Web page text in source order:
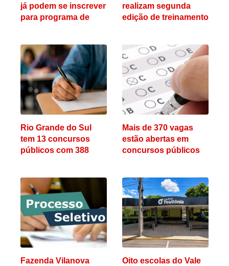
já podem se inscrever
para programa de
realizam segunda
edição de treinamento
Bombeiros
Rio Grande do Sul
tem 13 concursos
públicos com 388
os editais
Mais de 370 vagas
estão abertas em
concursos públicos
Fazenda Vilanova
Oito escolas do Vale